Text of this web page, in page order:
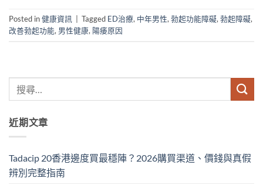
Posted in健康資訊 Tagged ED治療, 中年男性,勃起功能障礙,勃起障礙,
改善勃起功能, 男性健康, 陽痿原因
近期文章
Tadacip 20香港邊度買最穩陣？2026購買渠道、價錢與真假
辨別完整指南